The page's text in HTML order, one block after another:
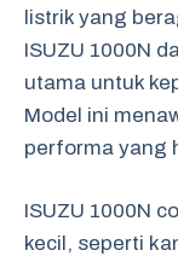
listrik yang
ISUZU 1000N
utama untuk
Model ini
performa yang
ISUZU 1000N
kecil, seperti